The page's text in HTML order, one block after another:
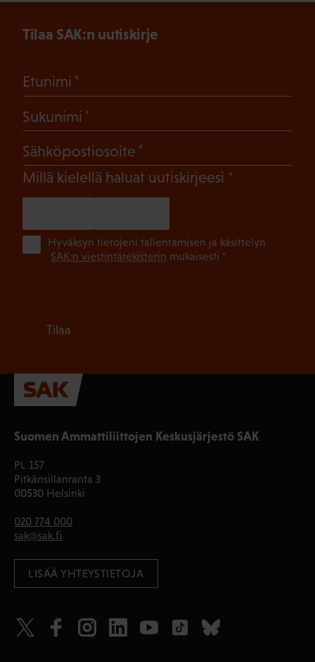
Suomen Ammattiliittojen Keskusjärjestö SAK
PL 157
Pitkänsillanranta 3
00530 Helsinki
020 774 000
sak@sak.fi
LISÄÄ YHTEYSTIETOJA
Tilaa SAK:n uutiskirje
Etunimi
Sukunimi
Sähköpostiosoite
Millä kielellä haluat uutiskirjeesi (Pakollinen)
Hyväksyn tietojeni tallentamisen ja käsittelyn
SAK:n viestintärekisterin mukaisesti *
Tilaa